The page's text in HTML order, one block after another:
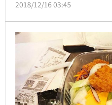
的干貝以及手掌大生蠔。
2018/12/16 03:45